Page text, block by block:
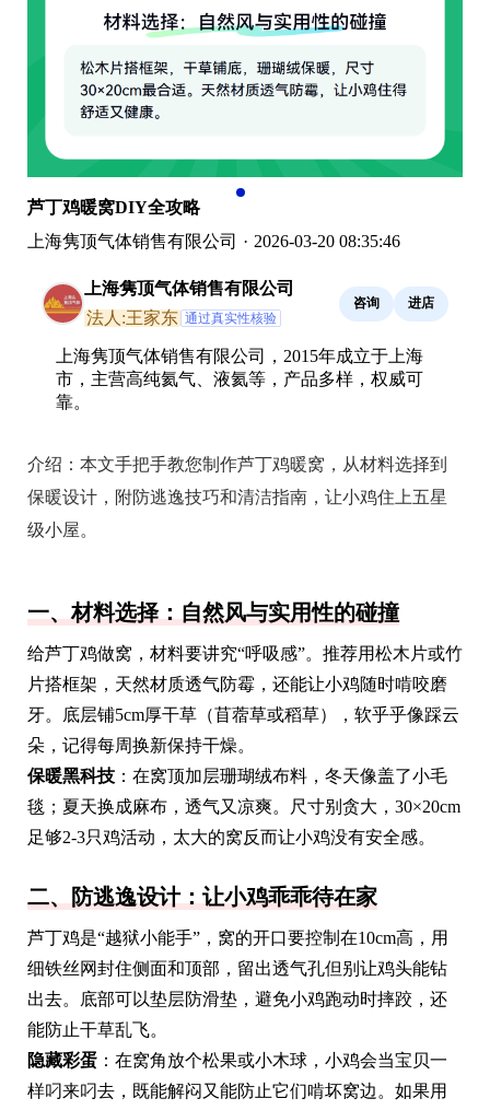
芦丁鸡暖窝DIY全攻略
上海隽顶气体销售有限公司 · 2026-03-20 08:35:46
上海隽顶气体销售有限公司
法人:王家东 通过真实性核验
咨询 进店
上海隽顶气体销售有限公司，2015年成立于上海
市，主营高纯氦气、液氦等，产品多样，权威可
靠。
介绍： 本文手把手教您制作芦丁鸡暖窝，从材料选择到
保暖设计，附防逃逸技巧和清洁指南，让小鸡住上五星
级小屋。
一、材料选择：自然风与实用性的碰撞
给芦丁鸡做窝，材料要讲究“呼吸感”。推荐用松木片或竹
片搭框架，天然材质透气防霉，还能让小鸡随时啃咬磨
牙。底层铺5cm厚干草（苜蓿草或稻草），软乎乎像踩云
朵，记得每周换新保持干燥。
保暖黑科技 ：在窝顶加层珊瑚绒布料，冬天像盖了小毛
毯；夏天换成麻布，透气又凉爽。尺寸别贪大，30×20cm
足够2-3只鸡活动，太大的窝反而让小鸡没有安全感。
二、防逃逸设计：让小鸡乖乖待在家
芦丁鸡是“越狱小能手”，窝的开口要控制在10cm高，用
细铁丝网封住侧面和顶部，留出透气孔但别让鸡头能钻
出去。底部可以垫层防滑垫，避免小鸡跑动时摔跤，还
能防止干草乱飞。
隐藏彩蛋 ：在窝角放个松果或小木球，小鸡会当宝贝一
样叼来叼去，既能解闷又能防止它们啃坏窝边。如果用